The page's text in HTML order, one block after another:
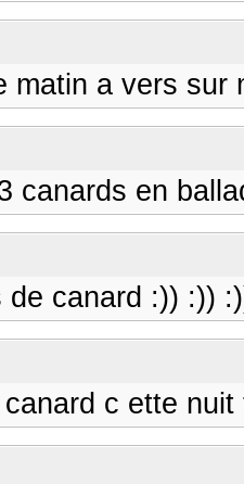
matin a vers sur
canards en
de canard :)) :))
c ette